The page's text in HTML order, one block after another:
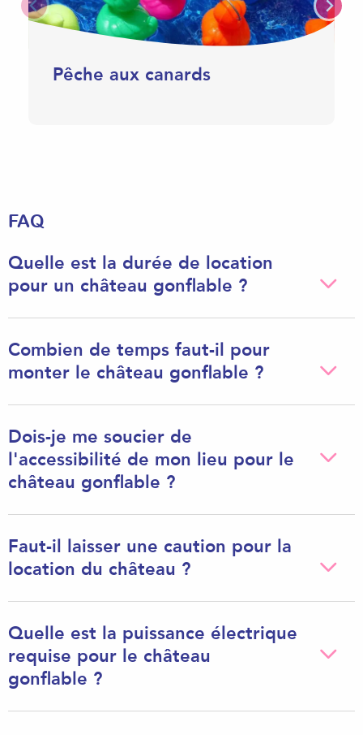
Pêche aux canards
FAQ
Quelle est la durée de location
pour un château gonflable ?
Combien de temps faut-il pour
monter le château gonflable ?
Dois-je me soucier de
l'accessibilité de mon lieu pour le
château gonflable ?
Faut-il laisser une caution pour la
location du château ?
Quelle est la puissance électrique
requise pour le château
gonflable ?